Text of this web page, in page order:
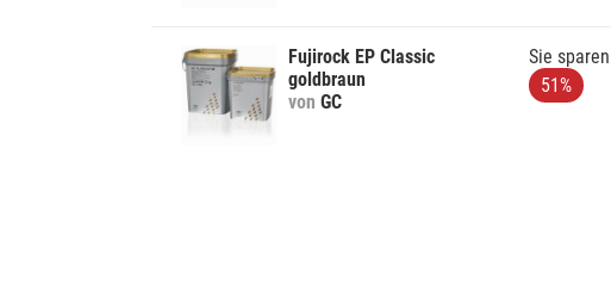
Fujirock EP Classic
goldbraun
von GC
Sie sparen
51%